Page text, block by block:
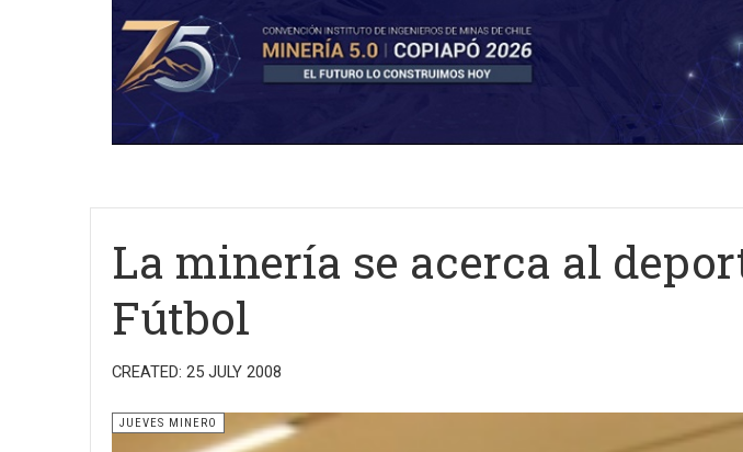
La minería se acerca al
Fútbol
CREATED: 25 JULY 2008
JUEVES MINERO